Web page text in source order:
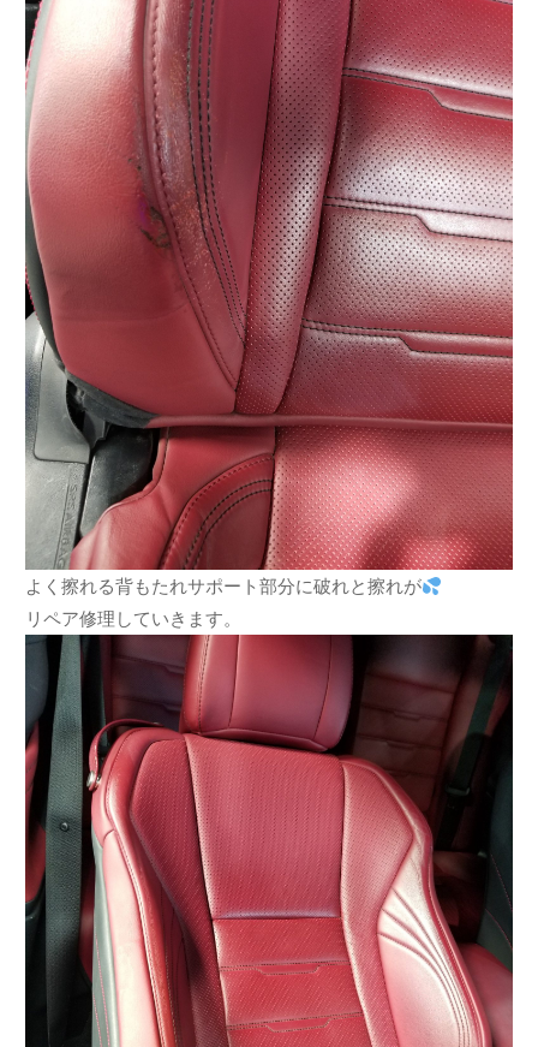
よく擦れる背もたれサポート部分に破れと擦れが
リペア修理していきます。